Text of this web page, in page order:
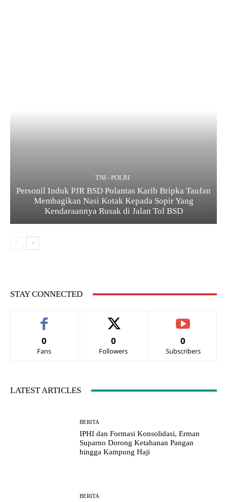
TNI - POLRI
Personil Induk PJR BSD Polantas Karib Bripka Taufan
Membagikan Nasi Kotak Kepada Sopir Yang
Kendaraannya Rusak di Jalan Tol BSD
STAY CONNECTED
0
Fans
0
Followers
0
Subscribers
LATEST ARTICLES
BERITA
IPHI dan Formasi Konsolidasi, Erman
Suparno Dorong Ketahanan Pangan
hingga Kampung Haji
BERITA